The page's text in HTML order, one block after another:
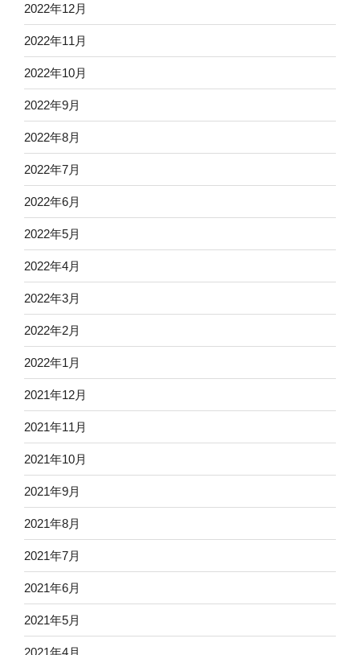
2022年12月
2022年11月
2022年10月
2022年9月
2022年8月
2022年7月
2022年6月
2022年5月
2022年4月
2022年3月
2022年2月
2022年1月
2021年12月
2021年11月
2021年10月
2021年9月
2021年8月
2021年7月
2021年6月
2021年5月
2021年4月